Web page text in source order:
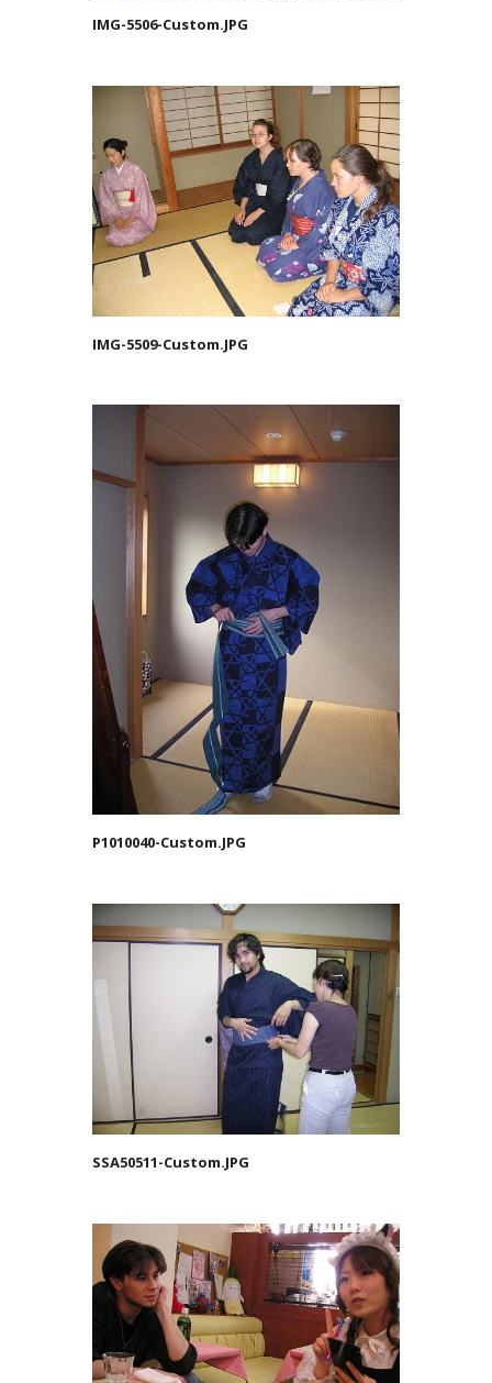
IMG-5506-Custom.JPG
IMG-5509-Custom.JPG
P1010040-Custom.JPG
SSA50511-Custom.JPG